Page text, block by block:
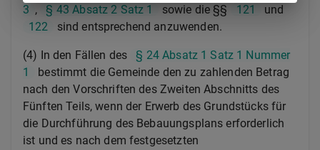
3 , § 43 Absatz 2 Satz 1 sowie die §§ 121
und
122
sind entsprechend anzuwenden.
(4) In den Fällen des
§ 24 Absatz 1 Satz 1 Nummer
1
bestimmt die Gemeinde den zu zahlenden Betrag
nach den Vorschriften des Zweiten Abschnitts des
Fünften Teils, wenn der Erwerb des Grundstücks für
die Durchführung des Bebauungsplans erforderlich
ist und es nach dem festgesetzten